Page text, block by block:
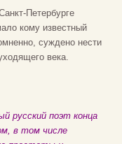
Петербурге
кому известный
суждено нести
века.
русский поэт конца
в том числе